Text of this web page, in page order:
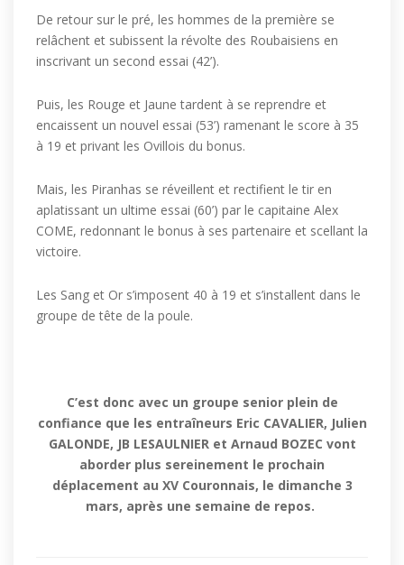
De retour sur le pré, les hommes de la première se
relâchent et subissent la révolte des Roubaisiens en
inscrivant un second essai (42’).
Puis, les Rouge et Jaune tardent à se reprendre et
encaissent un nouvel essai (53’) ramenant le score à 35
à 19 et privant les Ovillois du bonus.
Mais, les Piranhas se réveillent et rectifient le tir en
aplatissant un ultime essai (60’) par le capitaine Alex
COME, redonnant le bonus à ses partenaire et scellant la
victoire.
Les Sang et Or s’imposent 40 à 19 et s’installent dans le
groupe de tête de la poule.
C’est donc avec un groupe senior plein de
confiance que les entraîneurs Eric CAVALIER, Julien
GALONDE, JB LESAULNIER et Arnaud BOZEC vont
aborder plus sereinement le prochain
déplacement au XV Couronnais, le dimanche 3
mars, après une semaine de repos.